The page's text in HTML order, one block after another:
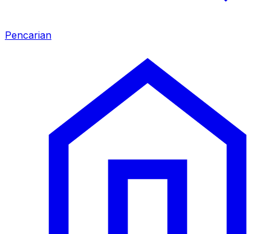
Pencarian